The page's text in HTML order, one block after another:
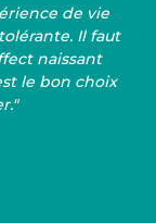
de vie
Il faut
naissant
le bon choix